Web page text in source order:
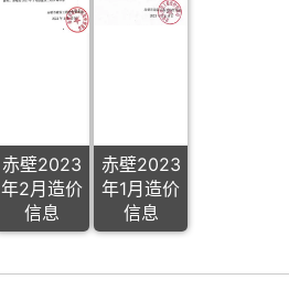
赤壁2023
年2月造价
信息
赤壁2023
年1月造价
信息